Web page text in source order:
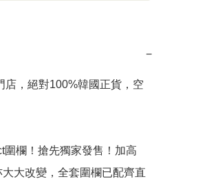
−
，絕對100%韓國正貨，空
欄！搶先獨家發售！加高
大改變，全套圍欄已配齊直